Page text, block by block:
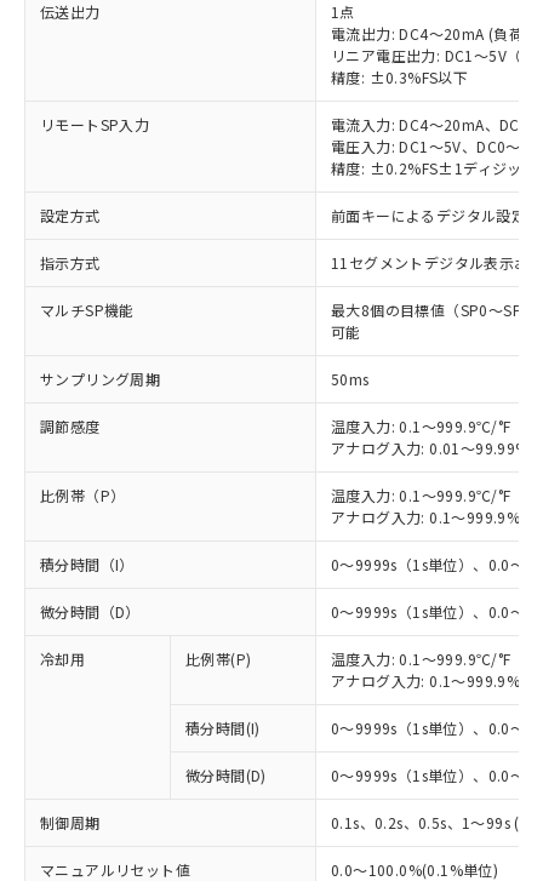
伝送出力
1点
電流出力: DC4～20mA (負荷:
リニア電圧出力: DC1～5V（
精度: ±0.3%FS以下
リモートSP入力
電流入力: DC4～20mA、DC0
電圧入力: DC1～5V、DC0～
精度: ±0.2%FS±1ディジット
設定方式 前面キーによるデジタル設定
指示方式 11セグメントデジタル表示お
マルチSP機能
最大8個の目標値（SP0～SP7
可能
サンプリング周期 50ms
調節感度
温度入力: 0.1～999.9℃/°F（
アナログ入力: 0.01～
比例帯（P）
温度入力: 0.1～999.9℃/°F（
アナログ入力: 0.1～999.9%FS
積分時間（I） 0～9999s（1s単位）、0.0～
微分時間（D） 0～9999s（1s単位）、0.0～
冷却用 比例帯(P)
温度入力: 0.1～999.9℃/°F（
アナログ入力: 0.1～999.9%FS
積分時間(I) 0～9999s（1s単位）、0.0～
微分時間(D) 0～9999s（1s単位）、0.0～
制御周期 0.1s、0.2s、0.5s、1～99s (1s
マニュアルリセット値 0.0～100.0%(0.1%単位)